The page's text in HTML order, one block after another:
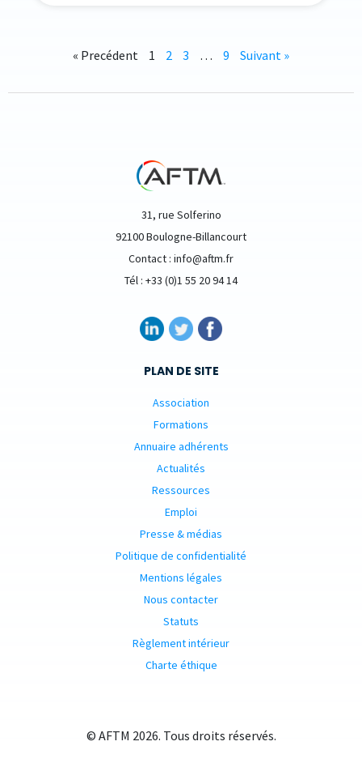
« Precédent 1 2 3 … 9 Suivant »
31, rue Solferino
92100 Boulogne-Billancourt
Contact : info@aftm.fr
Tél : +33 (0)1 55 20 94 14
PLAN DE SITE
Association
Formations
Annuaire adhérents
Actualités
Ressources
Emploi
Presse & médias
Politique de confidentialité
Mentions légales
Nous contacter
Statuts
Règlement intérieur
Charte éthique
© AFTM 2026. Tous droits réservés.